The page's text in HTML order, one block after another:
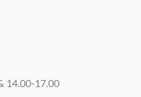
14.00-17.00